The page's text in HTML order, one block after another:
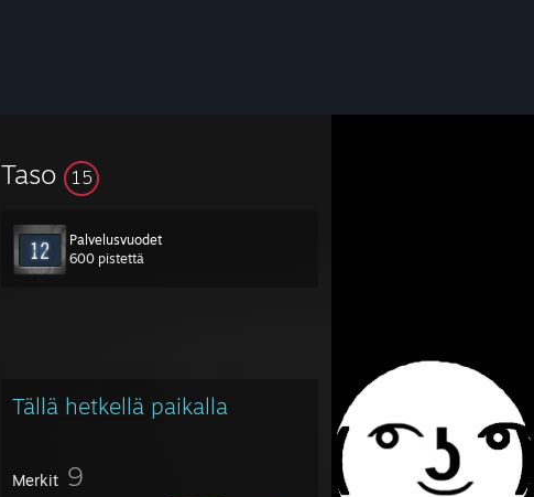
Taso 15
Palvelusvuodet
600 pistettä
Tällä hetkellä paikalla
Merkit 9